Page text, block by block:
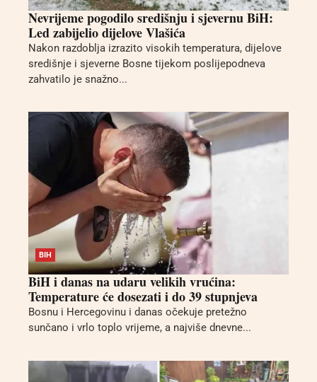
Nevrijeme pogodilo središnju i sjevernu BiH:
Led zabijelio dijelove Vlašića
Nakon razdoblja izrazito visokih temperatura, dijelove
središnje i sjeverne Bosne tijekom poslijepodneva
zahvatilo je snažno...
BIH
BiH i danas na udaru velikih vrućina:
Temperature će dosezati i do 39 stupnjeva
Bosnu i Hercegovinu i danas očekuje pretežno
sunčano i vrlo toplo vrijeme, a najviše dnevne...